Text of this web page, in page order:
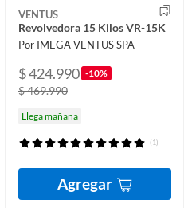
VENTUS
Revolvedora 15 Kilos VR-15K
Por IMEGA VENTUS SPA
$ 424.990 -10%
$ 469.990
Llega mañana
(1)
Agregar